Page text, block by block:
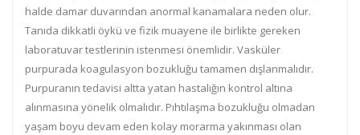
halde damar duvarından anormal kanamalara neden olur.
Tanıda dikkatli öykü ve fizik muayene ile birlikte gereken
laboratuvar testlerinin istenmesi önemlidir. Vasküler
purpurada koagulasyon bozukluğu tamamen dışlanmalıdır.
Purpuranın tedavisi altta yatan hastalığın kontrol altına
alınmasına yönelik olmalıdır. Pıhtılaşma bozukluğu olmadan
yaşam boyu devam eden kolay morarma yakınması olan